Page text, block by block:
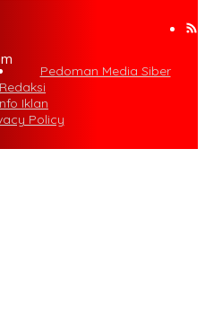
Pedoman Media Siber
Redaksi
Iklan
Policy